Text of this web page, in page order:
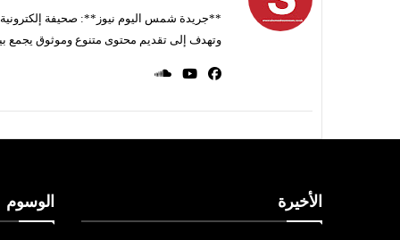
**جريدة شمس اليوم نيوز**: صحيفة إلكترونية
وتهدف إلى تقديم محتوى متنوع وموثوق يجمع
الأخيرة الوسوم